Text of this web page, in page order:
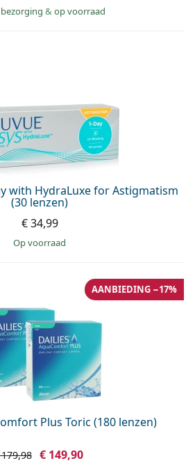
& op voorraad
with HydraLuxe for Astigmatism
(30 lenzen)
€ 34,99
op voorraad
Plus Toric (180 lenzen)
AANBIEDING −17%
€ 149,90